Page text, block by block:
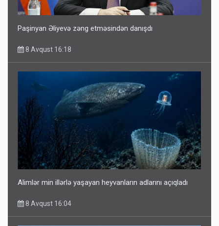
Paşinyan Əliyevə zəng etməsindən danışdı
8 Avqust 16:18
Alimlər min illərlə yaşayan heyvanların adlarını açıqladı
8 Avqust 16:04